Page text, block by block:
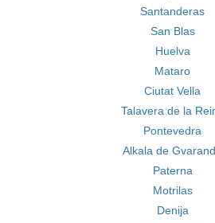
Santanderas
San Blas
Huelva
Mataro
Ciutat Vella
Talavera de la
Pontevedra
Alkala de
Paterna
Motrilas
Denija